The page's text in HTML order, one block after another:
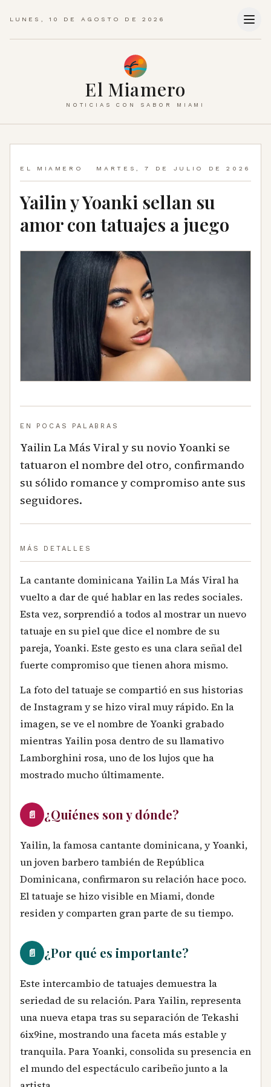
LUNES, 10 DE AGOSTO DE 2026
El Miamero
NOTICIAS CON SABOR MIAMI
EL MIAMERO MARTES, 7 DE JULIO DE 2026
Yailin y Yoanki sellan su
amor con tatuajes a juego
EN POCAS PALABRAS
Yailin La Más Viral y su novio Yoanki se
tatuaron el nombre del otro, confirmando
su sólido romance y compromiso ante sus
seguidores.
MÁS DETALLES
La cantante dominicana Yailin La Más Viral ha
vuelto a dar de qué hablar en las redes sociales.
Esta vez, sorprendió a todos al mostrar un nuevo
tatuaje en su piel que dice el nombre de su
pareja, Yoanki. Este gesto es una clara señal del
fuerte compromiso que tienen ahora mismo.
La foto del tatuaje se compartió en sus historias
de Instagram y se hizo viral muy rápido. En la
imagen, se ve el nombre de Yoanki grabado
mientras Yailin posa dentro de su llamativo
Lamborghini rosa, uno de los lujos que ha
mostrado mucho últimamente.
📄 ¿Quiénes son y dónde?
Yailin, la famosa cantante dominicana, y Yoanki,
un joven barbero también de República
Dominicana, confirmaron su relación hace poco.
El tatuaje se hizo visible en Miami, donde
residen y comparten gran parte de su tiempo.
📄 ¿Por qué es importante?
Este intercambio de tatuajes demuestra la
seriedad de su relación. Para Yailin, representa
una nueva etapa tras su separación de Tekashi
6ix9ine, mostrando una faceta más estable y
tranquila. Para Yoanki, consolida su presencia en
el mundo del espectáculo caribeño junto a la